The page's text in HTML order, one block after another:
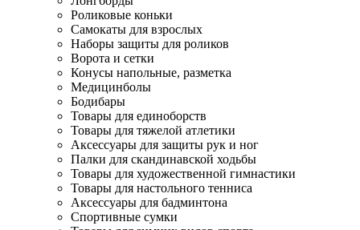
Роликовые коньки
Самокаты для взрослых
Наборы защиты для роликов
Ворота и сетки
Конусы напольные, разметка
Медицинболы
Бодибары
Товары для единоборств
Товары для тяжелой атлетики
Аксессуары для защиты рук и ног
Палки для скандинавской ходьбы
Товары для художественной гимнастики
Товары для настольного тенниса
Аксессуары для бадминтона
Спортивные сумки